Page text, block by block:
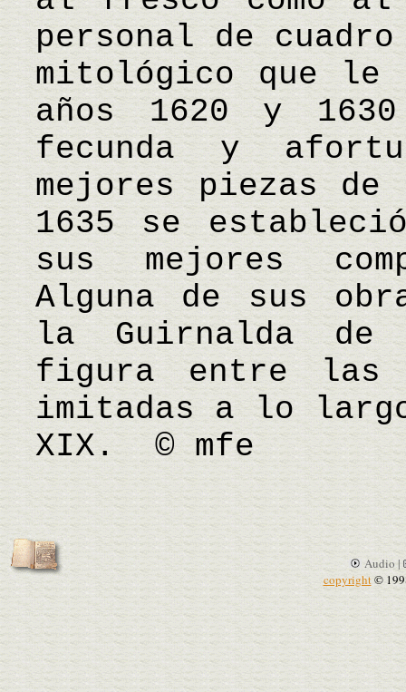
personal de
mitológico que le
años 1620 y
fecunda y
mejores piezas
1635 se
sus mejores
Alguna de sus
la Guirnalda de
figura entre las
imitadas a lo
XIX. © mfe
Audio |
copyright©